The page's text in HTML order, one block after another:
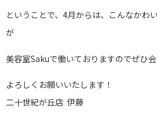
ということで、4月からは、こんなかわ
が
美容室Sakuで働いておりますのでぜひ
よろしくお願いいたします！
二十世紀が丘店 伊藤